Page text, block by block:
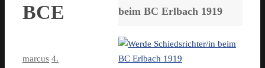
BCE
marcus 4.
beim BC Erlbach 1919